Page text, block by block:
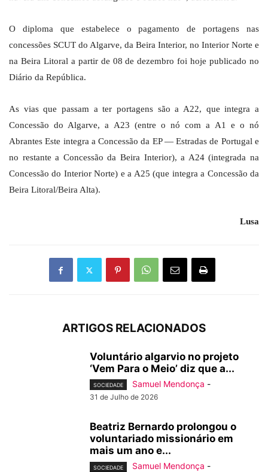
O diploma que estabelece o pagamento de portagens nas
concessões SCUT do Algarve, da Beira Interior, no Interior Norte e
na Beira Litoral a partir de 08 de dezembro foi hoje publicado no
Diário da República.
As vias que passam a ter portagens são a A22, que integra a
Concessão do Algarve, a A23 (entre o nó com a A1 e o nó
Abrantes Este integra a Concessão da EP — Estradas de Portugal e
no restante a Concessão da Beira Interior), a A24 (integrada na
Concessão do Interior Norte) e a A25 (que integra a Concessão da
Beira Litoral/Beira Alta).
Lusa
ARTIGOS RELACIONADOS
Voluntário algarvio no projeto
‘Vem Para o Meio’ diz que a...
SOCIEDADE Samuel Mendonça -
31 de Julho de 2026
Beatriz Bernardo prolongou o
voluntariado missionário em
mais um ano e...
SOCIEDADE Samuel Mendonça -